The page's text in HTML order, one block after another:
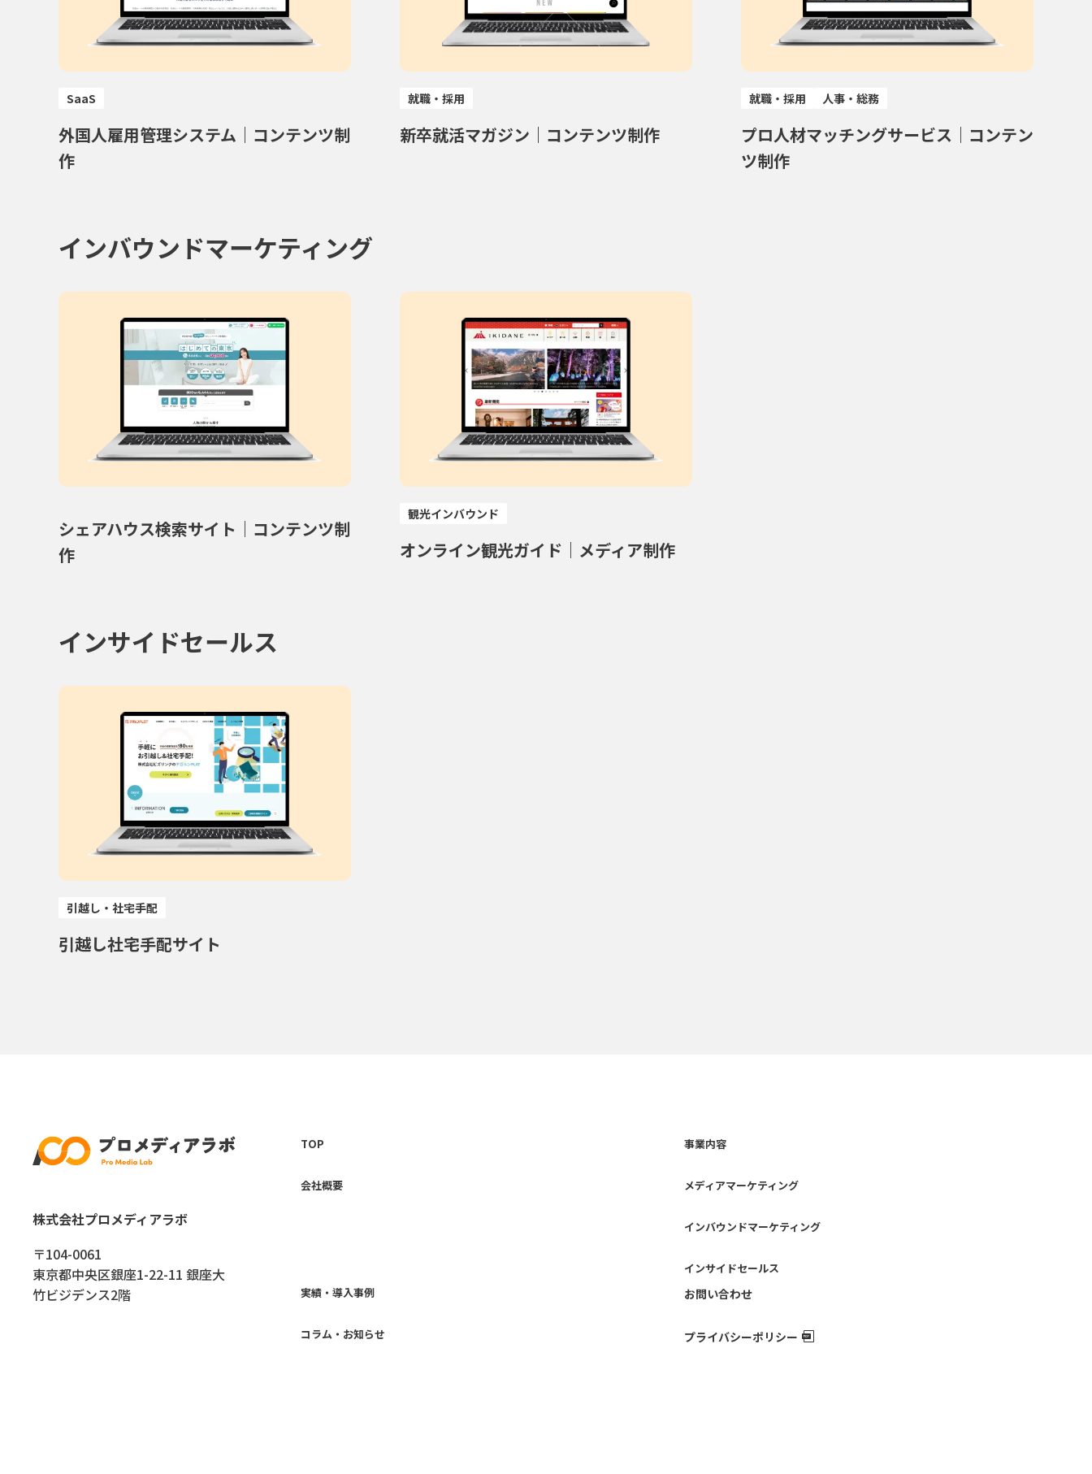
SaaS
外国人雇用管理システム｜コンテンツ制
作
就職・採用
新卒就活マガジン｜コンテンツ制作
就職・採用 人事・総務
プロ人材マッチングサービス｜コンテン
ツ制作
インバウンドマーケティング
シェアハウス検索サイト｜コンテンツ制
作
観光インバウンド
オンライン観光ガイド｜メディア制作
インサイドセールス
引越し・社宅手配
引越し社宅手配サイト
株式会社プロメディアラボ
〒104-0061
東京都中央区銀座1-22-11 銀座大
竹ビジデンス2階
TOP
会社概要
事業内容
メディアマーケティング
インバウンドマーケティング
インサイドセールス
実績・導入事例
コラム・お知らせ
お問い合わせ
プライバシーポリシー